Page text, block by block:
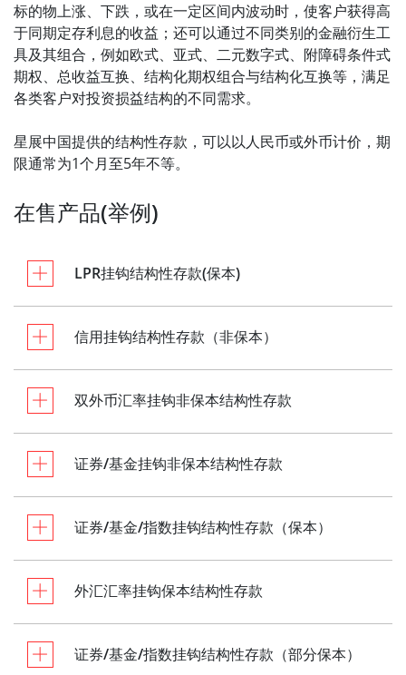
标的物上涨、下跌，或在一定区间内波动时，使客户获得高
于同期定存利息的收益；还可以通过不同类别的金融衍生工
具及其组合，例如欧式、亚式、二元数字式、附障碍条件式
期权、总收益互换、结构化期权组合与结构化互换等，满足
各类客户对投资损益结构的不同需求。
星展中国提供的结构性存款，可以以人民币或外币计价，期
限通常为1个月至5年不等。
在售产品(举例)
LPR挂钩结构性存款(保本)
信用挂钩结构性存款（非保本）
双外币汇率挂钩非保本结构性存款
证券/基金挂钩非保本结构性存款
证券/基金/指数挂钩结构性存款（保本）
外汇汇率挂钩保本结构性存款
证券/基金/指数挂钩结构性存款（部分保本）